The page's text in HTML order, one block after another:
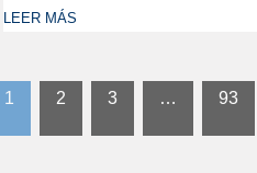
LEER MÁS
1 2 3 … 93